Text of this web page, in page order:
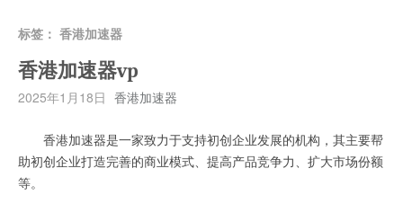
标签： 香港加速器
香港加速器vp
2025年1月18日 香港加速器
香港加速器是一家致力于支持初创企业发展的机构，其主要帮
助初创企业打造完善的商业模式、提高产品竞争力、扩大市场份额
等。